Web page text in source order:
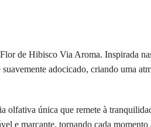
de Hibisco Via Aroma. Inspirada
adocicado, criando uma
olfativa única que remete à
e marcante, tornando cada momento